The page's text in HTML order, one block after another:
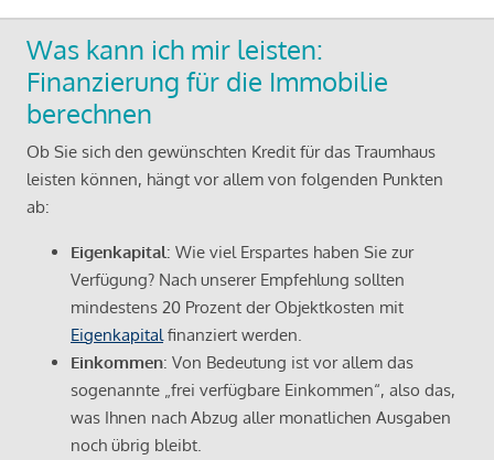
Was kann ich mir leisten:
Finanzierung für die Immobilie
berechnen
Ob Sie sich den gewünschten Kredit für das Traumhaus
leisten können, hängt vor allem von folgenden Punkten
ab:
Eigenkapital: Wie viel Erspartes haben Sie zur
Verfügung? Nach unserer Empfehlung sollten
mindestens 20 Prozent der Objektkosten mit
Eigenkapital finanziert werden.
Einkommen: Von Bedeutung ist vor allem das
sogenannte „frei verfügbare Einkommen“, also das,
was Ihnen nach Abzug aller monatlichen Ausgaben
noch übrig bleibt.